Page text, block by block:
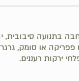
בתנועה סיבובית,
או סומק,
ירקות רעננים.